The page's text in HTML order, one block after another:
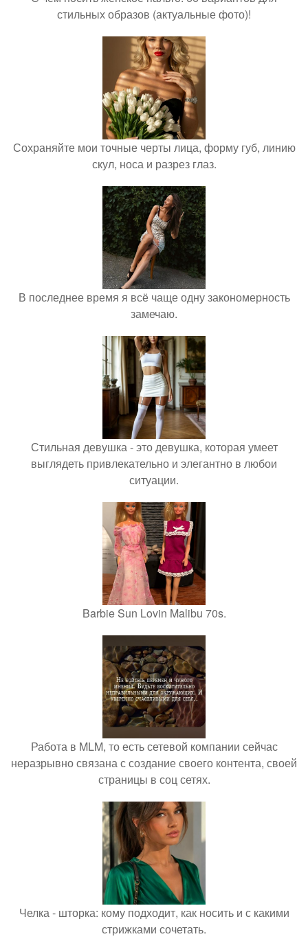
стильных образов (актуальные фото)!
Сохраняйте мои точные черты лица, форму губ, линию
скул, носа и разрез глаз.
В последнее время я всё чаще одну закономерность
замечаю.
Стильная девушка - это девушка, которая умеет
выглядеть привлекательно и элегантно в любои
ситуации.
Barbie Sun Lovin Malibu 70s.
Работа в MLM, то есть сетевой компании сейчас
неразрывно связана с создание своего контента, своей
страницы в соц сетях.
Челка - шторка: кому подходит, как носить и с какими
стрижками сочетать.